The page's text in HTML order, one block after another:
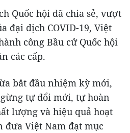
Quốc hội đã chia sẻ, vượt
đại dịch COVID-19, Việt
công Bầu cử Quốc hội
các cấp.
bắt đầu nhiệm kỳ mới,
tự đổi mới, tự hoàn
lượng và hiệu quả hoạt
đưa Việt Nam đạt mục